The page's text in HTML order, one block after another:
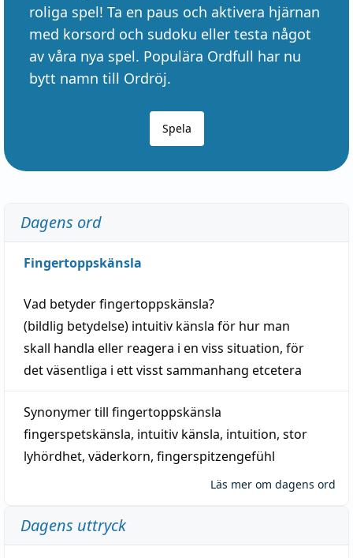
roliga spel! Ta en paus och aktivera hjärnan
med korsord och sudoku eller testa något
av våra nya spel. Populära Ordfull har nu
bytt namn till Ordröj.
Spela
Dagens ord
Fingertoppskänsla
Vad betyderfingertoppskänsla?
(bildlig betydelse) intuitiv känsla för hur man
skall handla eller reagera i en viss situation, för
det väsentliga i ett visstsammanhang etcetera
Synonymer till fingertoppskänsla
fingerspetskänsla, intuitiv känsla, intuition, stor
lyhördhet, väderkorn, fingerspitzengefühl
Läs mer om dagens ord
Dagens uttryck